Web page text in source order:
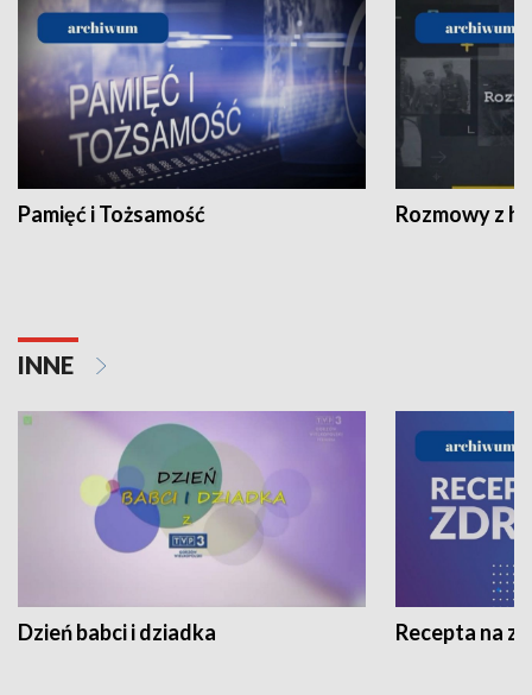
Pamięć i Tożsamość Rozmowy z
INNE
Dzień babci i dziadka Recepta na